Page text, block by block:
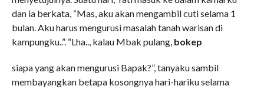
dan ia berkata, “Mas, aku akan mengambil cuti selama 1
bulan. Aku harus mengurusi masalah tanah warisan di
kampungku..”. “Lha.., kalau Mbak pulang, bokep
siapa yang akan mengurusi Bapak?”, tanyaku sambil
membayangkan betapa kosongnya hari-hariku selama